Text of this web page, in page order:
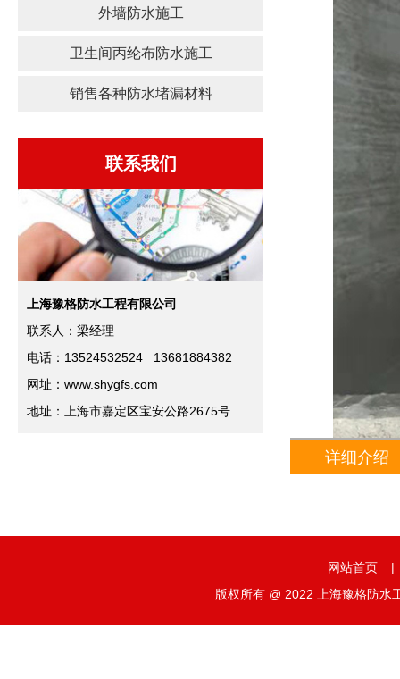
外墙防水施工
卫生间丙纶布防水施工
销售各种防水堵漏材料
联系我们
上海豫格防水工程有限公司
联系人：梁经理
电话：13524532524 13681884382
网址：www.shygfs.com
地址：上海市嘉定区宝安公路2675号
详细介绍
网站首页
|
版权所有 @ 2022 上海豫格防水